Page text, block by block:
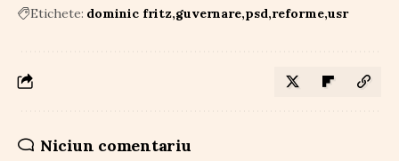
Etichete: dominic fritz guvernare psd reforme usr
Niciun comentariu